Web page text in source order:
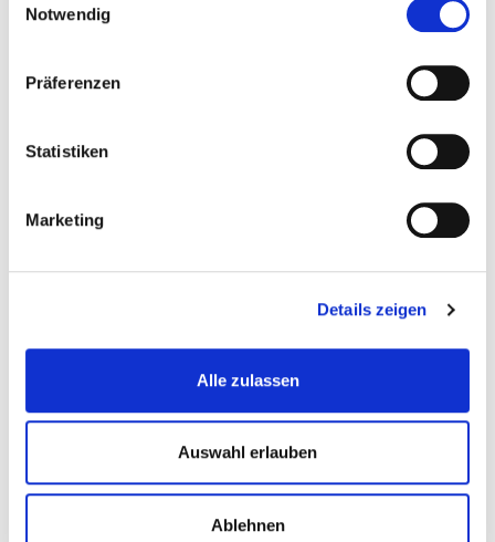
Notwendig
Präferenzen
Statistiken
Marketing
Details zeigen
Alle zulassen
Auswahl erlauben
Ablehnen
Gewicht: 96.4 kg
Versandkosten
In den Warenkorb
Wunschliste